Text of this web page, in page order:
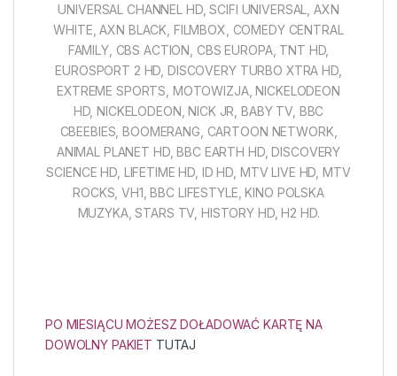
UNIVERSAL CHANNEL HD, SCIFI UNIVERSAL, AXN
WHITE, AXN BLACK, FILMBOX, COMEDY CENTRAL
FAMILY, CBS ACTION, CBS EUROPA, TNT HD,
EUROSPORT 2 HD, DISCOVERY TURBO XTRA HD,
EXTREME SPORTS, MOTOWIZJA, NICKELODEON
HD, NICKELODEON, NICK JR, BABY TV, BBC
CBEEBIES, BOOMERANG, CARTOON NETWORK,
ANIMAL PLANET HD, BBC EARTH HD, DISCOVERY
SCIENCE HD, LIFETIME HD, ID HD, MTV LIVE HD, MTV
ROCKS, VH1, BBC LIFESTYLE, KINO POLSKA
MUZYKA, STARS TV, HISTORY HD, H2 HD.
PO MIESIĄCU MOŻESZ DOŁADOWAĆ KARTĘ NA
DOWOLNY PAKIET TUTAJ